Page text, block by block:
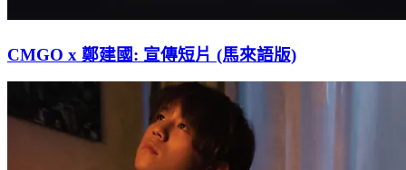
CMGO x 鄭建國: 宣傳短片 (馬來語版)